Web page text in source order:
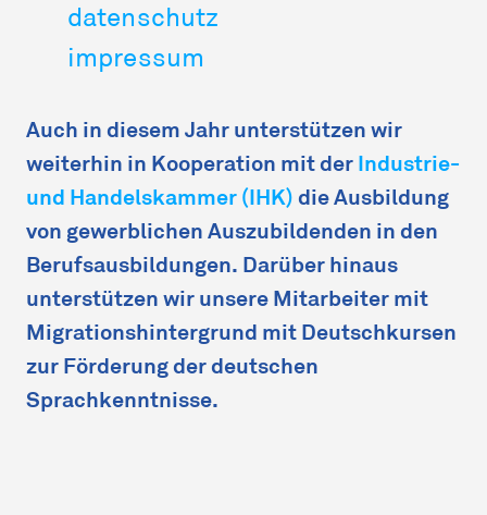
datenschutz
impressum
Auch in diesem Jahr unterstützen wir
weiterhin in Kooperation mit derIndustrie-
und Handelskammer (IHK)die Ausbildung
von gewerblichen Auszubildenden in den
Berufsausbildungen. Darüber hinaus
unterstützen wir unsere Mitarbeiter mit
Migrationshintergrund mit Deutschkursen
zur Förderung der deutschen
Sprachkenntnisse.